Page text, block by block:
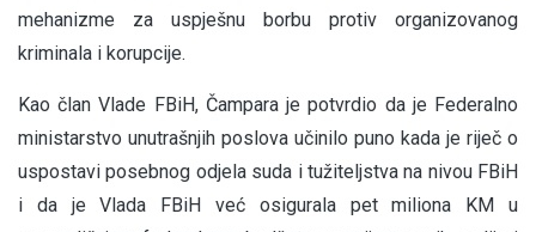
mehanizme za uspješnu borbu protiv organizovanog
kriminala i korupcije.
Kao član Vlade FBiH, Čampara je potvrdio da je Federalno
ministarstvo unutrašnjih poslova učinilo puno kada je riječ o
uspostavi posebnog odjela suda i tužiteljstva na nivou FBiH
i da je Vlada FBiH već osigurala pet miliona KM u